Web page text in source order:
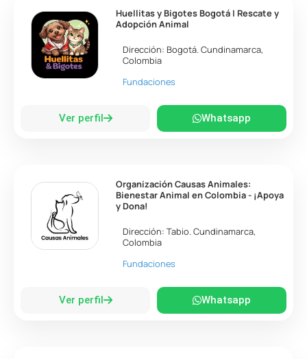
Huellitas y Bigotes Bogotá | Rescate y
Adopción Animal
Dirección: Bogotá.Cundinamarca,
Colombia
Fundaciones
Ver perfil Whatsapp
Organización Causas Animales:
Bienestar Animal en Colombia - ¡Apoya
y Dona!
Dirección:Tabio.Cundinamarca,
Colombia
Fundaciones
Ver perfil Whatsapp